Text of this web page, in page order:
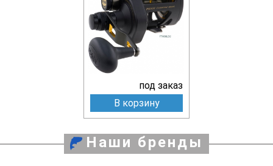
под заказ
В корзину
Наши бренды